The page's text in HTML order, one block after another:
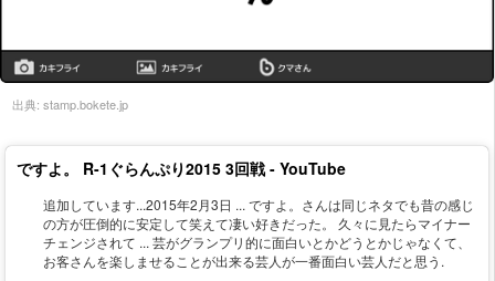
出典: stamp.bokete.jp
ですよ。 R-1ぐらんぷり2015 3回戦 - YouTube
追加しています...2015年2月3日 ... ですよ。さんは同じネタでも昔の感じ
の方が圧倒的に安定して笑えて凄い好きだった。 久々に見たらマイナー
チェンジされて ... 芸がグランプリ的に面白いとかどうとかじゃなくて、
お客さんを楽しませることが出来る芸人が一番面白い芸人だと思う .